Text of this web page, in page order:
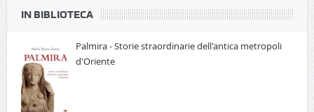
IN BIBLIOTECA
Palmira - Storie straordinarie dell'antica metropoli
d'Oriente